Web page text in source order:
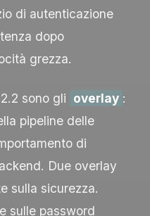
di autenticazione
dopo
grezza.
sono gli overlay :
pipeline delle
di
Due overlay
sulla sicurezza.
sulle password